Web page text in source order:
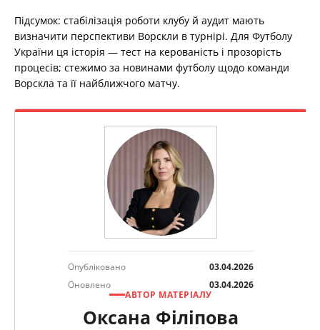
Підсумок: стабілізація роботи клубу й аудит мають
визначити перспективи Ворскли в турнірі. Для Футболу
України ця історія — тест на керованість і прозорість
процесів; стежимо за новинами футболу щодо команди
Ворскла та її найближчого матчу.
Опубліковано
03.04.2026
Оновлено
03.04.2026
АВТОР МАТЕРІАЛУ
Оксана Філіпова